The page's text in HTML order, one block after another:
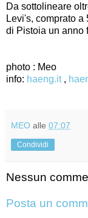
Da sottolineare
Levi's, comprato
di Pistoia un anno
photo : Meo
info: haeng.it,
MEO alle 07:07
Condividi
Nessun
Posta un